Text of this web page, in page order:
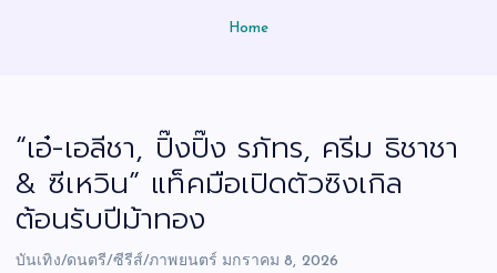
Home
“เอ๋-เอลีชา, ปิ๊งปิ๊ง รภัทร, ครีม ธิชาชา
& ซีเหวิน” แท็คมือเปิดตัวซิงเกิล
ต้อนรับปีม้าทอง
บันเทิง/ดนตรี/ซีรีส์/ภาพยนตร์ มกราคม 8, 2026